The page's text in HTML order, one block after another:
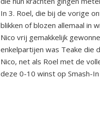
In 3. Roel, die bij de vorige
blikken of blozen allemaal in
Nico vrij gemakkelijk
enkelpartijen was Teake die
Nico, net als Roel met de
deze 0-10 winst op Smash-